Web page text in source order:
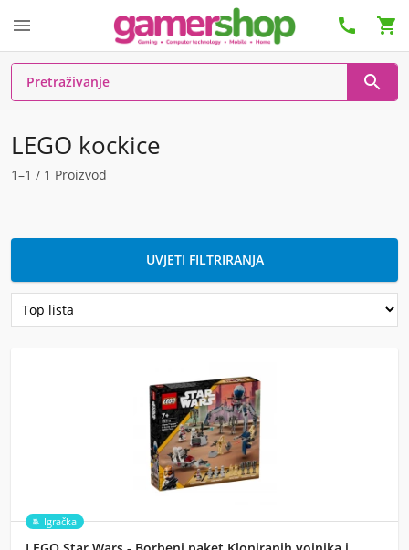
  

LEGO kockice
1–1 / 1 Proizvod
UVJETI FILTRIRANJA
Igračka